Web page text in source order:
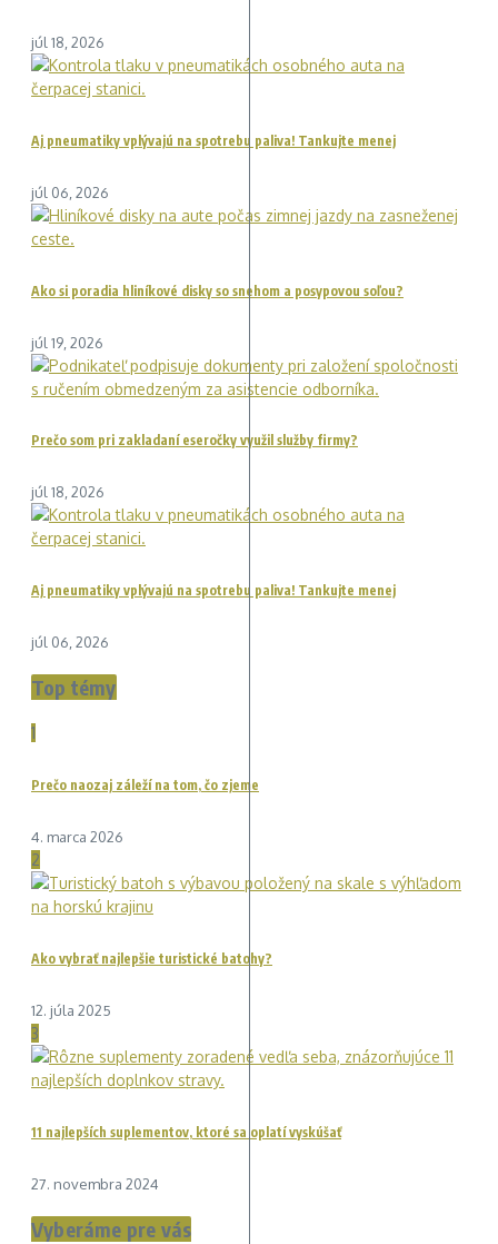
júl 18, 2026
Aj pneumatiky vplývajú na spotrebu paliva! Tankujte menej
júl 06, 2026
Ako si poradia hliníkové disky so snehom a posypovou soľou?
júl 19, 2026
Prečo som pri zakladaní eseročky využil služby firmy?
júl 18, 2026
Aj pneumatiky vplývajú na spotrebu paliva! Tankujte menej
júl 06, 2026
Top témy
1
Prečo naozaj záleží na tom, čo zjeme
4. marca 2026
2
Ako vybrať najlepšie turistické batohy?
12. júla 2025
3
11 najlepších suplementov, ktoré sa oplatí vyskúšať
27. novembra 2024
Vyberáme pre vás